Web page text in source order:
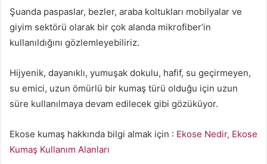
Şuanda paspaslar, bezler, araba koltukları mobilyalar ve
giyim sektörü olarak bir çok alanda mikrofiber’in
kullanıldığını gözlemleyebiliriz.
Hijyenik, dayanıklı, yumuşak dokulu, hafif, su geçirmeyen,
su emici, uzun ömürlü bir kumaş türü olduğu için uzun
süre kullanılmaya devam edilecek gibi gözüküyor.
Ekose kumaş hakkında bilgi almak için : Ekose Nedir, Ekose
Kumaş Kullanım Alanları